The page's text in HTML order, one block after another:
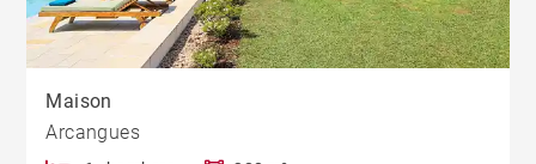
Maison
Arcangues